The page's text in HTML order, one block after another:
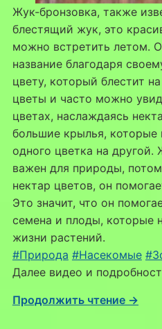
Жук-бронзовка, также
блестящий жук, это
можно встретить летом.
название благодаря
цвету, который блестит
цветы и часто можно
цветах, наслаждаясь
большие крылья, которые
одного цветка на другой.
важен для природы,
нектар цветов, он
Это значит, что он
семена и плоды, которые
жизни растений.
#Природа #Насекомые
Далее видео и
Продолжить чтение →